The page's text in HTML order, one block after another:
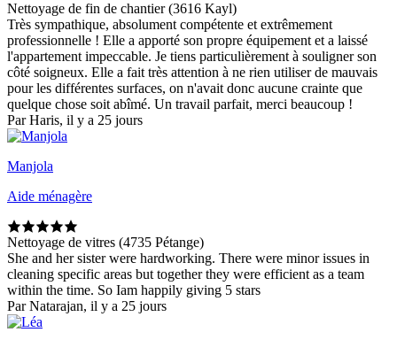
Nettoyage de fin de chantier (3616 Kayl)
Très sympathique, absolument compétente et extrêmement
professionnelle ! Elle a apporté son propre équipement et a laissé
l'appartement impeccable. Je tiens particulièrement à souligner son
côté soigneux. Elle a fait très attention à ne rien utiliser de mauvais
pour les différentes surfaces, on n'avait donc aucune crainte que
quelque chose soit abîmé. Un travail parfait, merci beaucoup !
Par Haris, il y a 25 jours
Manjola
Aide ménagère
Nettoyage de vitres (4735 Pétange)
She and her sister were hardworking. There were minor issues in
cleaning specific areas but together they were efficient as a team
within the time. So Iam happily giving 5 stars
Par Natarajan, il y a 25 jours